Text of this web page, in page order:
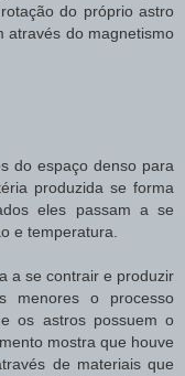
do próprio astro
através do magnetismo
do espaço denso para
produzida se forma
eles passam a se
e temperatura.
a se contrair e produzir
menores o processo
os astros possuem o
mostra que houve
de materiais que